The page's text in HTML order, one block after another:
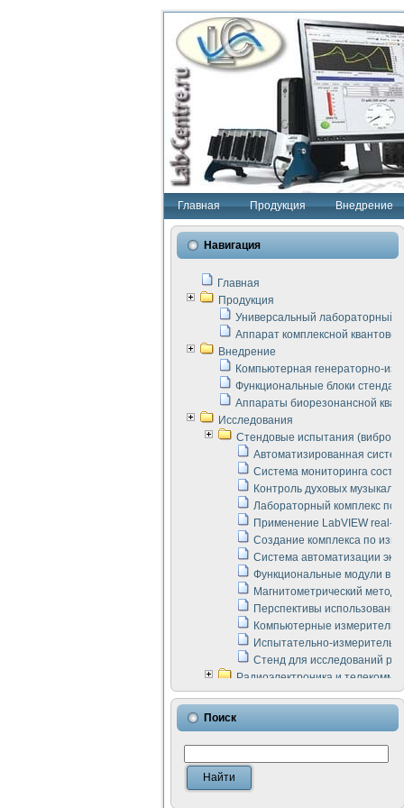
Главная Продукция Внедрение
Навигация
Главная
Продукция
Универсальный лабораторный
Аппарат комплексной
Внедрение
Компьютерная генераторно-
Функциональные блоки стенда
Аппараты биорезонансной
Исследования
Стендовые испытания
Автоматизированная
Система мониторинга
Контроль духовых
Лабораторный комплекс по
Применение LabVIEW real-
Создание комплекса по
Система автоматизации
Функциональные модули в
Магнитометрический метод
Перспективы
Компьютерные
Испытательно-
Стенд для исследований
Радиоэлектроника и
LabVIEW в расчетах
Аппаратно-программный
Виртуальный
Измерение шумовых
Измерительный
Инструменты для
Инструменты для
Поиск